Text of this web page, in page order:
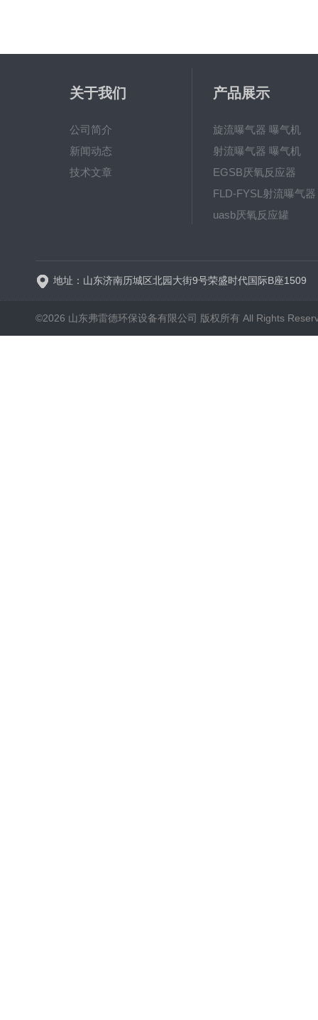
关于我们
公司简介
新闻动态
技术文章
产品展示
旋流曝气器 曝气机
射流曝气器 曝气机
EGSB厌氧反应器
FLD-FYSL射流曝气器
uasb厌氧反应罐
地址：山东济南历城区北园大街9号荣盛时代国际B座1509
©2026 山东弗雷德环保设备有限公司 版权所有 All Rights